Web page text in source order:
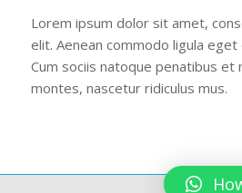
Lorem ipsum dolor sit amet,
elit. Aenean commodo ligula eget
Cum sociis natoque penatibus et
montes, nascetur ridiculus mus.